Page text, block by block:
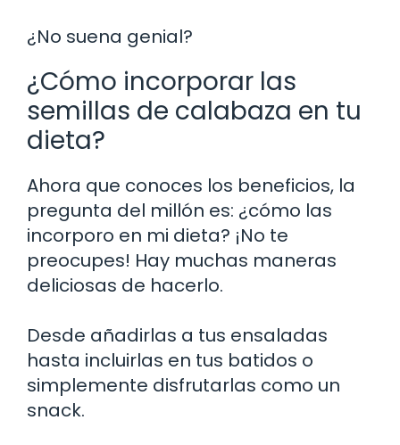
¿No suena genial?
¿Cómo incorporar las
semillas de calabaza en tu
dieta?
Ahora que conoces los beneficios, la
pregunta del millón es: ¿cómo las
incorporo en mi dieta? ¡No te
preocupes! Hay muchas maneras
deliciosas de hacerlo.
Desde añadirlas a tus ensaladas
hasta incluirlas en tus batidos o
simplemente disfrutarlas como un
snack.